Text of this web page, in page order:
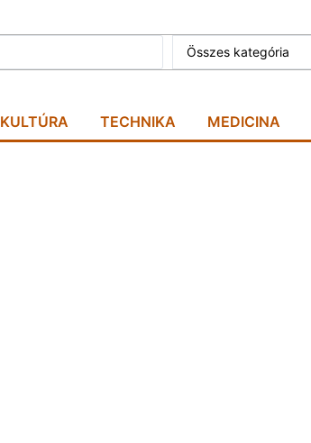
Összes kategória
KULTÚRA TECHNIKA MEDICINA